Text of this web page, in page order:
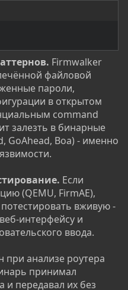
Firmwalker
файловой
пароли,
в открытом
command
залезть в бинарные
GoAhead, Boa) - именно
Если
(QEMU, FirmAE),
вживую -
интерфейсу и
ввода.
при анализе роутера
принимал
и передавал их без